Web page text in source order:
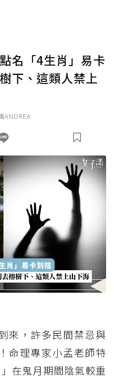
確認送出
0點；前往 購買點數
名「4生肖」易卡
下、這類人禁上
ANDREA
來，許多民間禁忌與
命理專家小孟老師特
在鬼月期間陰氣較重